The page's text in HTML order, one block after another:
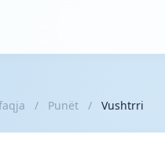
/ Punët / Vushtrri